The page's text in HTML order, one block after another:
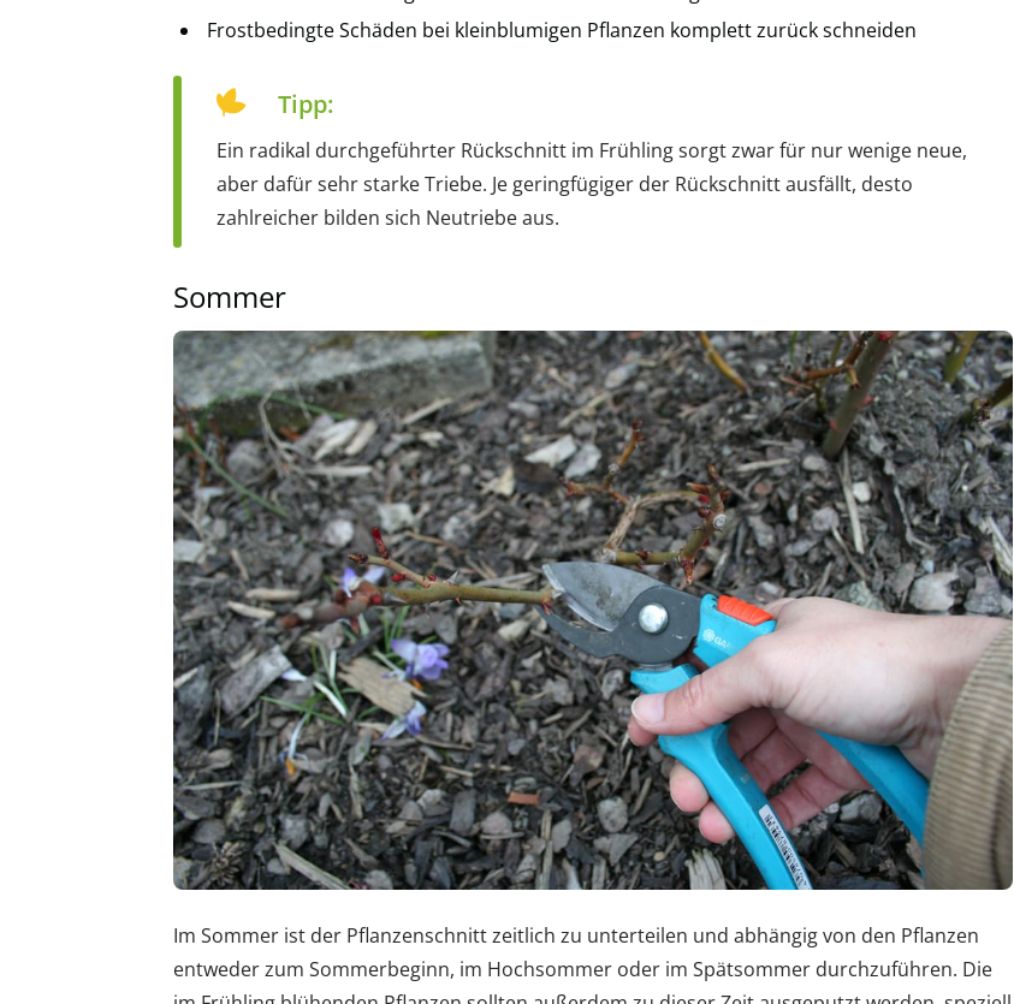
Frostbedingte Schäden bei kleinblumigen Pflanzen komplett zurück schneiden
Tipp:
Ein radikal durchgeführter Rückschnitt im Frühling sorgt zwar für nur wenige neue,
aber dafür sehr starke Triebe. Je geringfügiger der Rückschnitt ausfällt, desto
zahlreicher bilden sich Neutriebe aus.
Sommer
Im Sommer ist der Pflanzenschnitt zeitlich zu unterteilen und abhängig von den Pflanzen
entweder zum Sommerbeginn, im Hochsommer oder im Spätsommer durchzuführen. Die